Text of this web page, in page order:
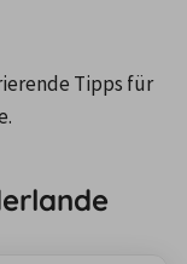
Tipps für